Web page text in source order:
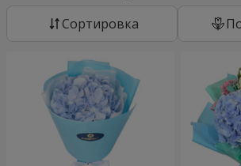
Cортировка